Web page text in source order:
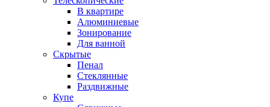
В квартире
Алюминиевые
Зонирование
Для ванной
Скрытые
Пенал
Стеклянные
Раздвижные
Купе